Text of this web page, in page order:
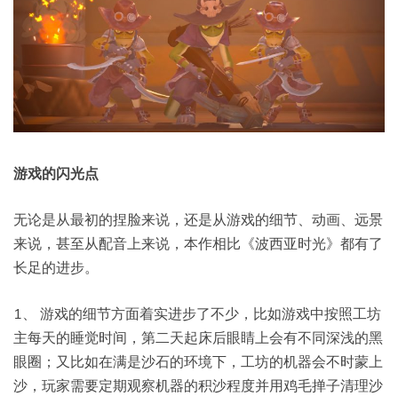
游戏的闪光点
无论是从最初的捏脸来说，还是从游戏的细节、动画、远景
来说，甚至从配音上来说，本作相比《波西亚时光》都有了
长足的进步。
1、 游戏的细节方面着实进步了不少，比如游戏中按照工坊
主每天的睡觉时间，第二天起床后眼睛上会有不同深浅的黑
眼圈；又比如在满是沙石的环境下，工坊的机器会不时蒙上
沙，玩家需要定期观察机器的积沙程度并用鸡毛掸子清理沙